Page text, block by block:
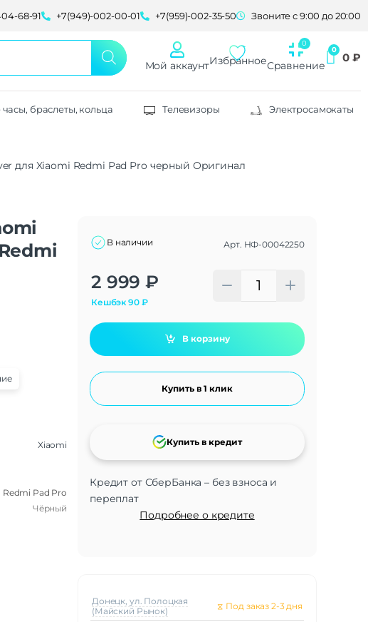
68-91 +7(949)-002-00-01 +7(959)-002-35-50 Звоните с 9:00 до 20:00
Мой аккаунтИзбранноеСравнение
0 ₽
браслеты, кольца Телевизоры Электросамокаты
для Xiaomi Redmi Pad Pro черный Оригинал
Xiaomi
Redmi Pad Pro
Чёрный
В наличии Арт. НФ-00042250
2 999 ₽
Кешбэк90₽
В корзину
Купить в 1 клик
Кредит от СберБанка – без взноса и
переплат
Подробнее о кредите
Купить в кредит
Alternative:
Донецк, ул. Полоцкая
(Майский Рынок)
⧖ Под заказ 2-3 дня